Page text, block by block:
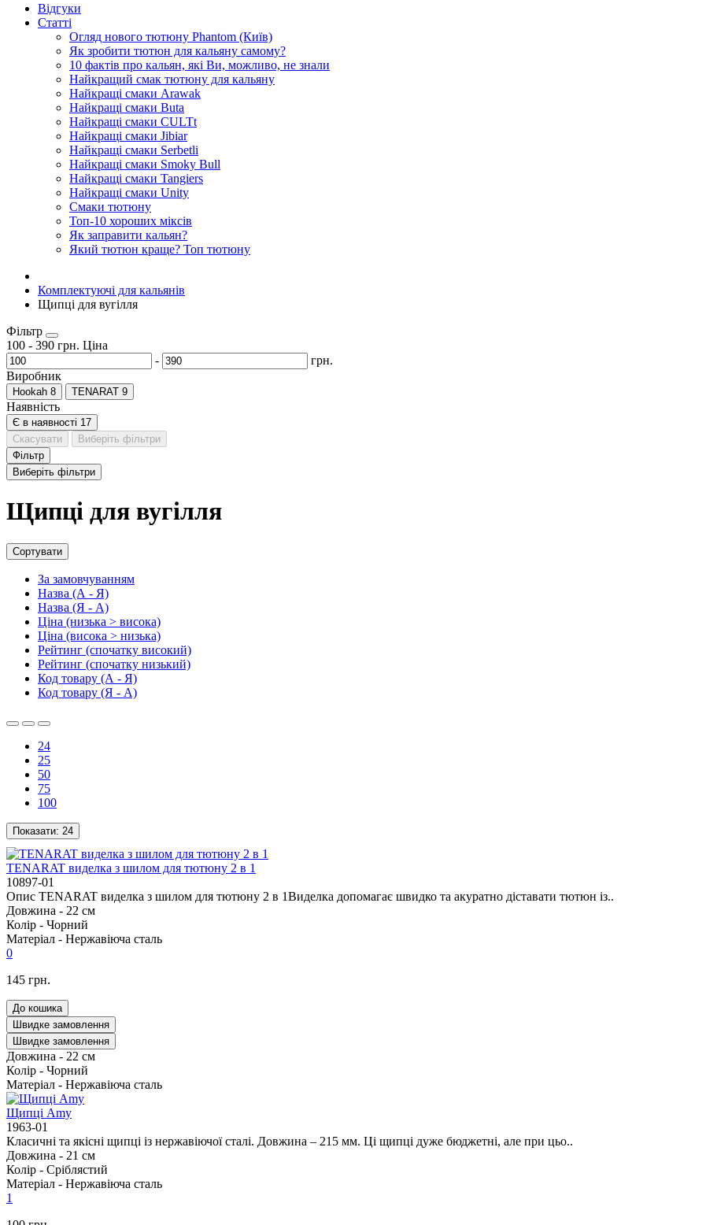
Відгуки
Статті
Огляд нового тютюну Phantom (Київ)
Як зробити тютюн для кальяну самому?
10 фактів про кальян, які Ви, можливо, не знали
Найкращий смак тютюну для кальяну
Найкращі смаки Arawak
Найкращі смаки Buta
Найкращі смаки CULTt
Найкращі смаки Jibiar
Найкращі смаки Serbetli
Найкращі смаки Smoky Bull
Найкращі смаки Tangiers
Найкращі смаки Unity
Смаки тютюну
Топ-10 хороших міксів
Як заправити кальян?
Який тютюн краще? Топ тютюну
Комплектуючі для кальянів
Щипці для вугілля
Фільтр
100 - 390 грн. Ціна
-
грн.
Виробник
Hookah 8 TENARAT 9
Наявність
Є в наявності 17
Скасувати
Виберіть фільтри
Фільтр
Виберіть фільтри
Щипці для вугілля
Сортувати
За замовчуванням
Назва (А - Я)
Назва (Я - А)
Ціна (низька > висока)
Ціна (висока > низька)
Рейтинг (спочатку високий)
Рейтинг (спочатку низький)
Код товару (А - Я)
Код товару (Я - А)
24
25
50
75
100
Показати: 24
TENARAT виделка з шилом для тютюну 2 в 1
10897-01
Опис TENARAT виделка з шилом для тютюну 2 в 1Виделка допомагає швидко та акуратно діставати тютюн із..
Довжина - 22 см
Колір - Чорний
Матеріал - Нержавіюча сталь
0
145 грн.
До кошика
Швидке замовлення
Швидке замовлення
Довжина - 22 см
Колір - Чорний
Матеріал - Нержавіюча сталь
Щипці Amy
1963-01
Класичні та якісні щипці із нержавіючої сталі. Довжина – 215 мм. Ці щипці дуже бюджетні, але при цьо..
Довжина - 21 см
Колір - Сріблястий
Матеріал - Нержавіюча сталь
1